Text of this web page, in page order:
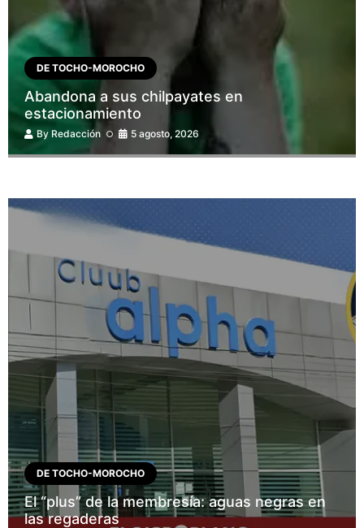
DE TOCHO-MOROCHO
Abandona a sus chilpayates en
estacionamiento
By Redacción 5 agosto, 2026
DE TOCHO-MOROCHO
El “plus” de la membresía: aguas negras en
las regaderas